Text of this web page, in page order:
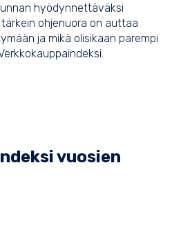
hyödynnettäväksi
ohjenuora on auttaa
ja mikä olisikaan parempi
vuosien